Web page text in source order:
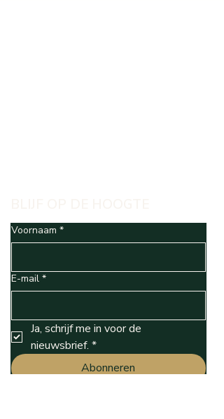
Voornaam *
E-mail *
Ja, schrijf me in voor de
nieuwsbrief. *
Abonneren